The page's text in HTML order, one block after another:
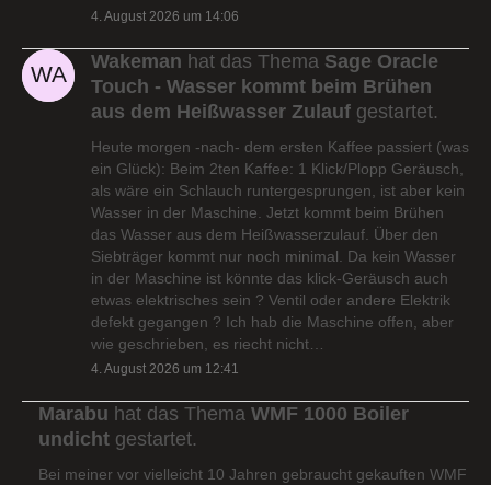
4. August 2026 um 14:06
Wakeman hat das Thema Sage Oracle
Touch - Wasser kommt beim Brühen
aus dem Heißwasser Zulauf gestartet.
Heute morgen -nach- dem ersten Kaffee passiert (was
ein Glück): Beim 2ten Kaffee: 1 Klick/Plopp Geräusch,
als wäre ein Schlauch runtergesprungen, ist aber kein
Wasser in der Maschine. Jetzt kommt beim Brühen
das Wasser aus dem Heißwasserzulauf. Über den
Siebträger kommt nur noch minimal. Da kein Wasser
in der Maschine ist könnte das klick-Geräusch auch
etwas elektrisches sein ? Ventil oder andere Elektrik
defekt gegangen ? Ich hab die Maschine offen, aber
wie geschrieben, es riecht nicht…
4. August 2026 um 12:41
Marabu hat das Thema WMF 1000 Boiler
undicht gestartet.
Bei meiner vor vielleicht 10 Jahren gebraucht gekauften WMF